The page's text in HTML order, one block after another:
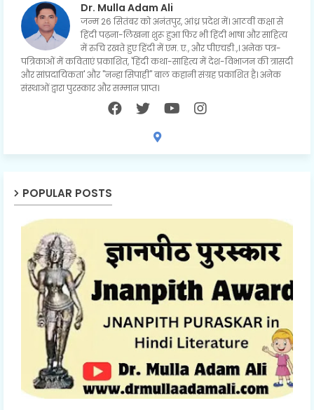
Dr. Mulla Adam Ali
जन्म 26 सितंबर को अनंतपुर, आंध्र प्रदेश में। आठवीं कक्षा से
हिंदी पढ़ना-लिखना शुरू हुआ फिर भी हिंदी भाषा और साहित्य
में रुचि रखते हुए हिंदी में एम. ए., और पीएचडी.,। अनेक पत्र-
पत्रिकाओं में कविताएं प्रकाशित, 'हिंदी कथा-साहित्य में देश-विभाजन की त्रासदी
और सांप्रदायिकता' और "नन्हा सिपाही" बाल कहानी संग्रह प्रकाशित है। अनेक
संस्थाओं द्वारा पुरस्कार और सम्मान प्राप्त।
POPULAR POSTS